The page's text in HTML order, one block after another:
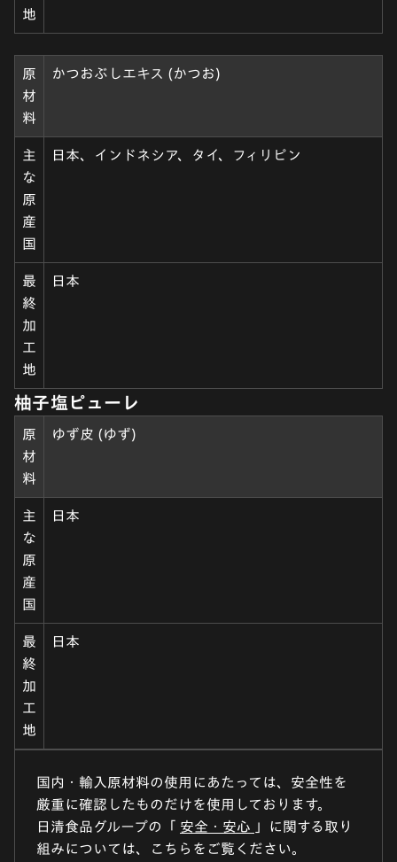
地
原
材
料
かつおぶしエキス (かつお)
主
な
原
産
国
日本、インドネシア、タイ、フィリピン
最
終
加
工
地
日本
柚子塩ピューレ
原
材
料
ゆず皮 (ゆず)
主
な
原
産
国
日本
最
終
加
工
地
日本
国内・輸入原材料の使用にあたっては、安全性を
厳重に確認したものだけを使用しております。
日清食品グループの「 安全・安心 」に関する取り
組みについては、こちらをご覧ください。